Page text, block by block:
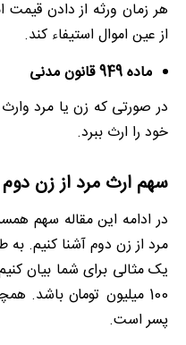
هر زمان ورثه از دادن قیمت
از عین اموال استیفاء کند.
ماده 949 قانون مدنی
در صورتی که زن یا مرد
خود را ارث ببرد.
سهم ارث مرد از زن دوم
در ادامه این مقاله سهم
مرد از زن دوم آشنا کنیم.
یک مثالی برای شما بیان
100 میلیون تومان
پسر است.